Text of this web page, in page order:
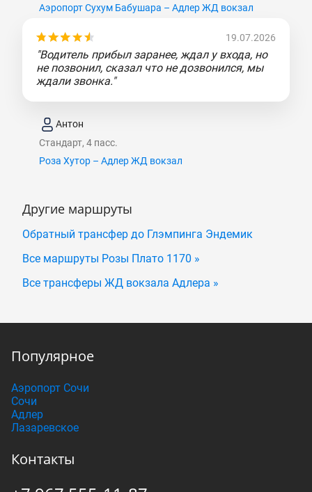
Аэропорт Сухум Бабушара – Адлер ЖД вокзал
19.07.2026
"Водитель прибыл заранее, ждал у входа, но
не позвонил, сказал что не дозвонился, мы
ждали звонка."
Антон
Стандарт, 4 пасс.
Роза Хутор – Адлер ЖД вокзал
Другие маршруты
Обратный трансфер до Глэмпинга Эндемик
Все маршруты Розы Плато 1170 »
Все трансферы ЖД вокзала Адлера »
Популярное
Аэропорт Сочи
Сочи
Адлер
Лазаревское
Контакты